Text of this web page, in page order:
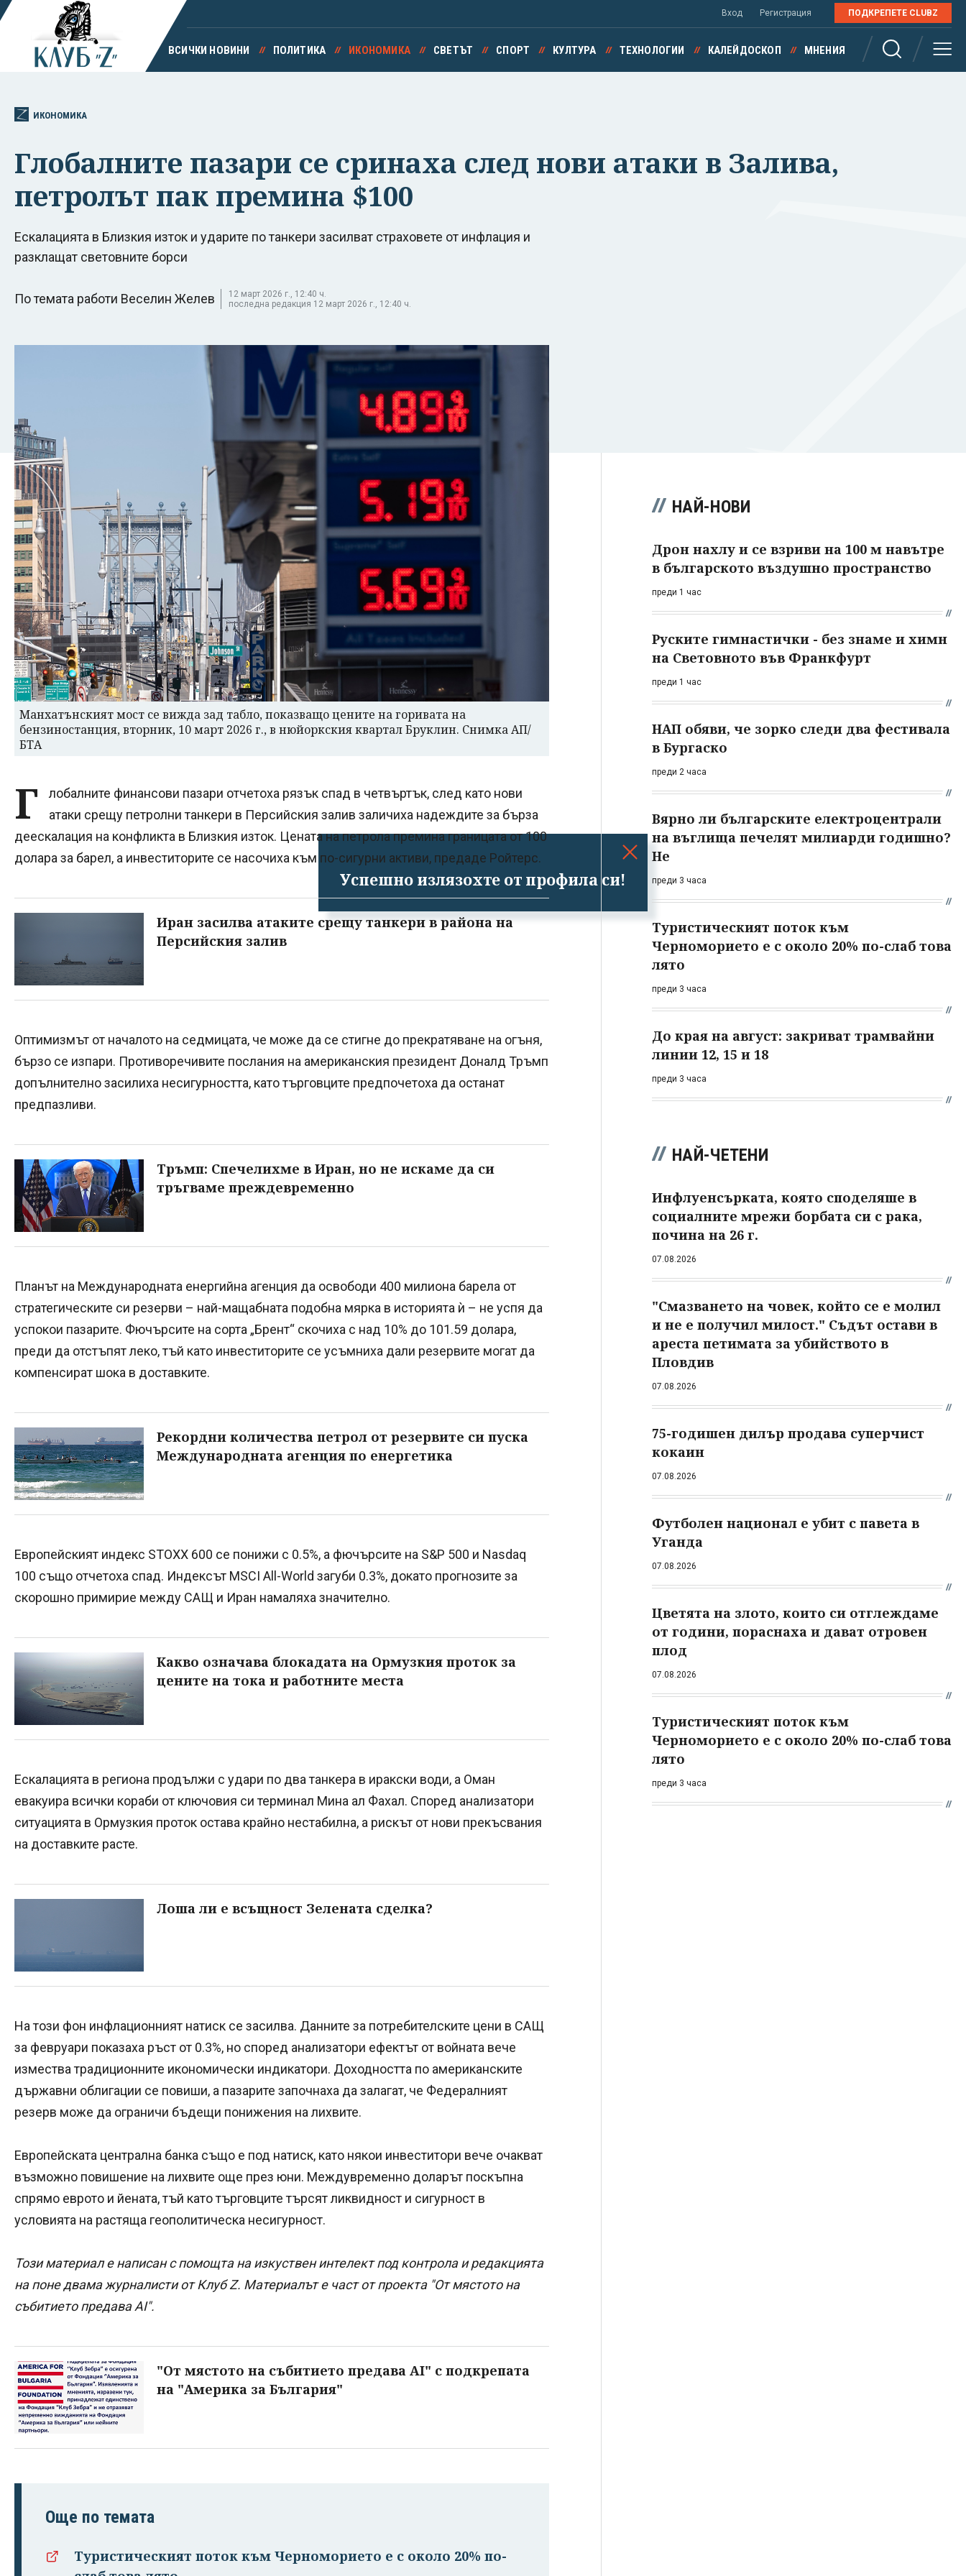
Успешно излязохте от профила си!
Вход Регистрация ПОДКРЕПЕТЕ CLUBZ
ВСИЧКИ НОВИНИ ПОЛИТИКА ИКОНОМИКА СВЕТЪТ СПОРТ КУЛТУРА ТЕХНОЛОГИИ КАЛЕЙДОСКОП МНЕНИЯ
ИКОНОМИКА
Глобалните пазари се сринаха след нови атаки в Залива,
петролът пак премина $100
Ескалацията в Близкия изток и ударите по танкери засилват страховете от инфлация и
разклащат световните борси
По темата работи Веселин Желев
12 март 2026 г., 12:40 ч.
последна редакция 12 март 2026 г., 12:40 ч.
Манхатънският мост се вижда зад табло, показващо цените на горивата на
бензиностанция, вторник, 10 март 2026 г., в нюйоркския квартал Бруклин. Снимка АП/
БТА
Г
лобалните финансови пазари отчетоха рязък спад в четвъртък, след като нови
атаки срещу петролни танкери в Персийския залив заличиха надеждите за бърза
деескалация на конфликта в Близкия изток. Цената на петрола премина границата от 100
долара за барел, а инвеститорите се насочиха към по-сигурни активи, предаде Ройтерс.
Иран засилва атаките срещу танкери в района на
Персийския залив
Оптимизмът от началото на седмицата, че може да се стигне до прекратяване на огъня,
бързо се изпари. Противоречивите послания на американския президент Доналд Тръмп
допълнително засилиха несигурността, като търговците предпочетоха да останат
предпазливи.
Тръмп: Спечелихме в Иран, но не искаме да си
тръгваме преждевременно
Планът на Международната енергийна агенция да освободи 400 милиона барела от
стратегическите си резерви – най-мащабната подобна мярка в историята ѝ – не успя да
успокои пазарите. Фючърсите на сорта „Брент“ скочиха с над 10% до 101.59 долара,
преди да отстъпят леко, тъй като инвеститорите се усъмниха дали резервите могат да
компенсират шока в доставките.
Рекордни количества петрол от резервите си пуска
Международната агенция по енергетика
Европейският индекс STOXX 600 се понижи с 0.5%, а фючърсите на S&P 500 и Nasdaq
100 също отчетоха спад. Индексът MSCI All-World загуби 0.3%, докато прогнозите за
скорошно примирие между САЩ и Иран намаляха значително.
Какво означава блокадата на Ормузкия проток за
цените на тока и работните места
Ескалацията в региона продължи с удари по два танкера в иракски води, а Оман
евакуира всички кораби от ключовия си терминал Мина ал Фахал. Според анализатори
ситуацията в Ормузкия проток остава крайно нестабилна, а рискът от нови прекъсвания
на доставките расте.
Лоша ли е всъщност Зелената сделка?
На този фон инфлационният натиск се засилва. Данните за потребителските цени в САЩ
за февруари показаха ръст от 0.3%, но според анализатори ефектът от войната вече
измества традиционните икономически индикатори. Доходността по американските
държавни облигации се повиши, а пазарите започнаха да залагат, че Федералният
резерв може да ограничи бъдещи понижения на лихвите.
Европейската централна банка също е под натиск, като някои инвеститори вече очакват
възможно повишение на лихвите още през юни. Междувременно доларът поскъпна
спрямо еврото и йената, тъй като търговците търсят ликвидност и сигурност в
условията на растяща геополитическа несигурност.
Този материал е написан с помощта на изкуствен интелект под контрола и редакцията
на поне двама журналисти от Клуб Z. Материалът е част от проекта "От мястото на
събитието предава AI".
"От мястото на събитието предава AI" с подкрепата
на "Америка за България"
Още по темата
Туристическият поток към Черноморието е с около 20% по-
НАЙ-НОВИ
Дрон нахлу и се взриви на 100 м навътре
в българското въздушно пространство
преди 1 час
Руските гимнастички - без знаме и химн
на Световното във Франкфурт
преди 1 час
НАП обяви, че зорко следи два фестивала
в Бургаско
преди 2 часа
Вярно ли българските електроцентрали
на въглища печелят милиарди годишно?
Не
преди 3 часа
Туристическият поток към
Черноморието е с около 20% по-слаб това
лято
преди 3 часа
До края на август: закриват трамвайни
линии 12, 15 и 18
преди 3 часа
НАЙ-ЧЕТЕНИ
Инфлуенсърката, която споделяше в
социалните мрежи борбата си с рака,
почина на 26 г.
07.08.2026
"Смазването на човек, който се е молил
и не е получил милост." Съдът остави в
ареста петимата за убийството в
Пловдив
07.08.2026
75-годишен дилър продава суперчист
кокаин
07.08.2026
Футболен национал е убит с павета в
Уганда
07.08.2026
Цветята на злото, които си отглеждаме
от години, пораснаха и дават отровен
плод
07.08.2026
Туристическият поток към
Черноморието е с около 20% по-слаб това
лято
преди 3 часа